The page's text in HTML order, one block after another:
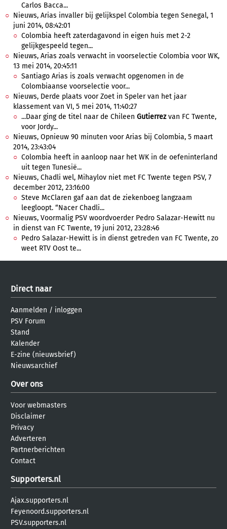
Carlos Bacca...
Nieuws, Arias invaller bij gelijkspel Colombia tegen Senegal, 1
juni 2014, 08:42:01
Colombia heeft zaterdagavond in eigen huis met 2-2
gelijkgespeeld tegen...
Nieuws, Arias zoals verwacht in voorselectie Colombia voor WK,
13 mei 2014, 20:45:11
Santiago Arias is zoals verwacht opgenomen in de
Colombiaanse voorselectie voor...
Nieuws, Derde plaats voor Zoet in Speler van het jaar
klassement van VI, 5 mei 2014, 11:40:27
...Daar ging de titel naar de Chileen Gutierrezvan FC Twente,
voor Jordy...
Nieuws, Opnieuw 90 minuten voor Arias bij Colombia, 5 maart
2014, 23:43:04
Colombia heeft in aanloop naar het WK in de oefeninterland
uit tegen Tunesië...
Nieuws, Chadli wel, Mihaylov niet met FC Twente tegen PSV, 7
december 2012, 23:16:00
Steve McClaren gaf aan dat de ziekenboeg langzaam
leegloopt. “Nacer Chadli...
Nieuws, Voormalig PSV woordvoerder Pedro Salazar-Hewitt nu
in dienst van FC Twente, 19 juni 2012, 23:28:46
Pedro Salazar-Hewitt is in dienst getreden van FC Twente, zo
weet RTV Oost te...
Direct naar
Aanmelden / inloggen
PSV Forum
Stand
Kalender
E-zine (nieuwsbrief)
Nieuwsarchief
Over ons
Voor webmasters
Disclaimer
Privacy
Adverteren
Partnerberichten
Contact
Supporters.nl
Ajax.supporters.nl
Feyenoord.supporters.nl
PSV.supporters.nl